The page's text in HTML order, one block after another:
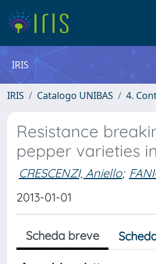
IRIS
IRIS Catalogo UNIBAS 4.
Resistance
pepper varieties
CRESCENZI, Aniello;
2013-01-01
Scheda breve